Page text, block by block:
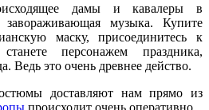
дамы и кавалеры в
музыка. Купите
маску, присоединитесь к
персонажем праздника,
Ведь это очень древнее действо.
доставляют нам прямо из
происходит очень оперативно.